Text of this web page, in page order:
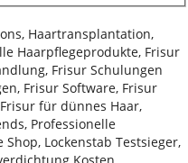
Haartransplantation,
Haarpflegeprodukte, Frisur
Frisur Schulungen
Frisur Software, Frisur
für dünnes Haar,
Professionelle
Lockenstab Testsieger,